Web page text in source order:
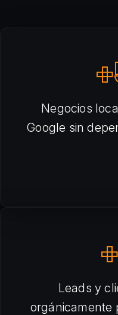
Negocios
Google sin
Leads y
orgánicamente